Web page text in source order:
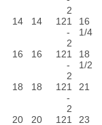
2
14 14 121
-
2
16
1/4
16 16 121
-
2
18
1/2
18 18 121
-
2
21
20 20 121
23